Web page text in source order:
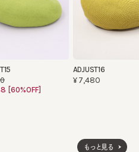
[60%OFF]
ADJUST16
¥7,480
もっと見る